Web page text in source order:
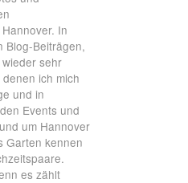
In
Blog-Beiträgen,
sehr
ich mich
und in
Events und
um Hannover
Garten kennen
es zählt